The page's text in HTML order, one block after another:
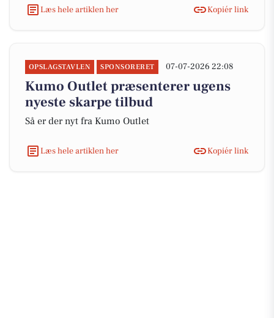
Læs hele artiklen her Kopiér link
OPSLAGSTAVLEN SPONSORERET 07-07-2026 22:08
Kumo Outlet præsenterer ugens
nyeste skarpe tilbud
Så er der nyt fra Kumo Outlet
Læs hele artiklen her Kopiér link